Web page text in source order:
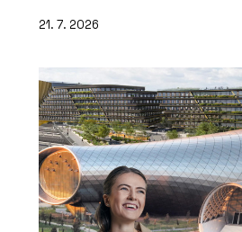
21. 7. 2026